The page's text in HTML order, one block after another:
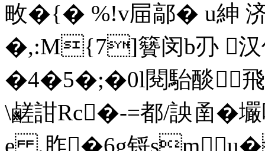
畋�{� %!v屇鄗� u紳
�,:M{7]籫闵b刅 汉
�4�5�;�0l閱駘醈飛
\鹺詌Rc�-=都/詇圅
e .胙�6g锊